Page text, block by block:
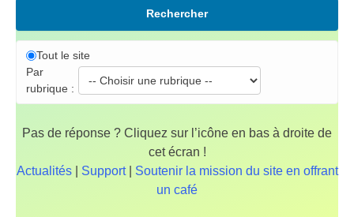
Rechercher
Tout le site
Par
rubrique :
Pas de réponse ? Cliquez sur l’icône en bas à droite de
cet écran !
Actualités| Support| Soutenir la mission du site en offrant
un café